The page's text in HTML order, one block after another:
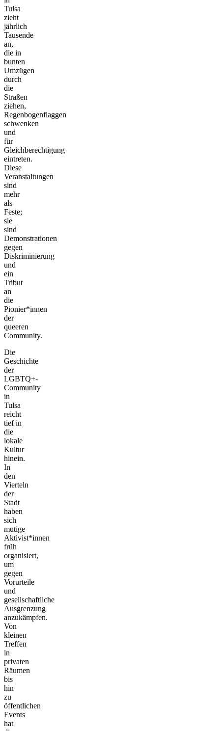
Tulsa
zieht
jährlich
Tausende
an,
die in
bunten
Umzügen
durch
die
Straßen
ziehen,
Regenbogenflaggen
schwenken
und
für
Gleichberechtigung
eintreten.
Diese
Veranstaltungen
sind
mehr
als
Feste;
sie
sind
Demonstrationen
gegen
Diskriminierung
und
ein
Tribut
an
die
Pionier*innen
der
queeren
Community.
Die
Geschichte
der
LGBTQ+-
Community
in
Tulsa
reicht
tief in
die
lokale
Kultur
hinein.
In
den
Vierteln
der
Stadt
haben
sich
mutige
Aktivist*innen
früh
organisiert,
um
gegen
Vorurteile
und
gesellschaftliche
Ausgrenzung
anzukämpfen.
Von
kleinen
Treffen
in
privaten
Räumen
bis
hin
zu
öffentlichen
Events
hat